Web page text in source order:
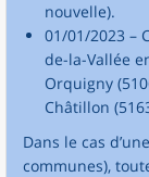
nouvelle).
01/01/2023 –
de-la-Vallée
Orquigny
Châtillon
Dans le cas
communes),